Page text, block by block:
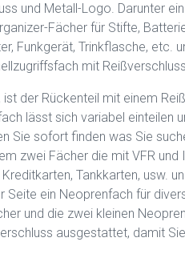
und Metall-Logo. Darunter
Fächer für Stifte,
Funkgerät, Trinkflasche, etc.
mit
der Rückenteil mit einem
lässt sich variabel einteilen
Sie sofort finden was Sie
zwei Fächer die mit VFR und
Tankkarten, usw.
ein Neoprenfach für
und die zwei kleinen
ausgestattet, damit